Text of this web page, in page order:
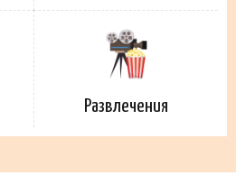
Развлечения